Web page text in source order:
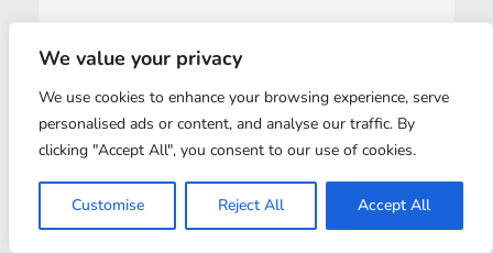
We value your privacy
We use cookies to enhance your browsing experience, serve
personalised ads or content, and analyse our traffic. By
clicking "Accept All", you consent to our use of cookies.
Customise Reject All Accept All